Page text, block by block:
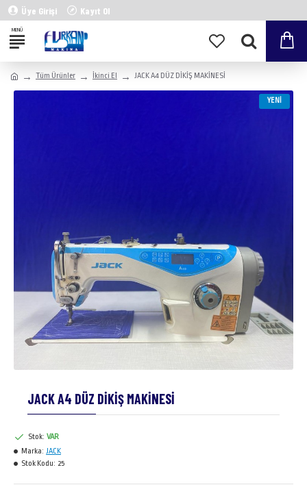
Üye Girişi Kayıt Ol
Tüm Ürünler İkinci El JACK A4 DÜZ DİKİŞ MAKİNESİ
YENI
JACK A4 DÜZ DİKİŞ MAKİNESİ
Stok: VAR
Marka: JACK
Stok Kodu: 25